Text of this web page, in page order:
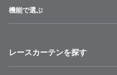
機能で選ぶ
レースカーテンを探す